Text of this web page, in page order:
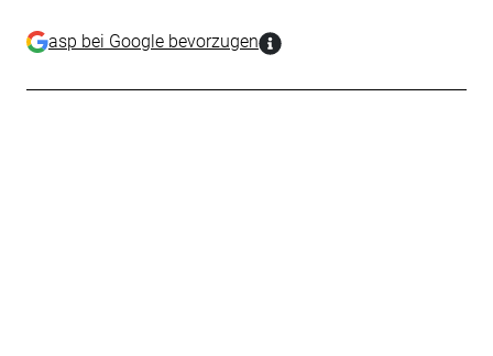
asp bei Google bevorzugen